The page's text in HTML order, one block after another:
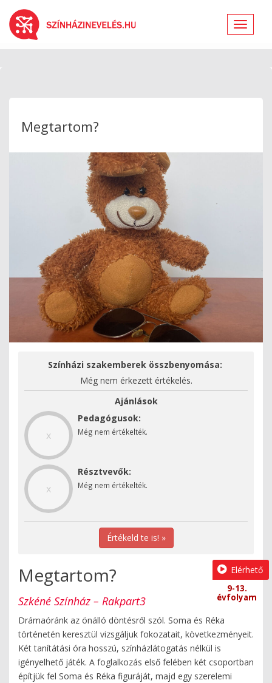
Toggle
Megtartom?
Színházi szakemberek összbenyomása:
Még nem érkezett értékelés.
Ajánlások
x
Pedagógusok:
Még nem értékelték.
x
Résztvevők:
Még nem értékelték.
Értékeld te is! »
Megtartom?
Szkéné Színház – Rakpart3
Drámaóránk az önálló döntésről szól. Soma és Réka
történetén keresztül vizsgáljuk fokozatait, következményeit.
Két tanítátási óra hosszú, színházlátogatás nélkül is
igényelhető játék. A foglalkozás első felében két csoportban
építjük fel Soma és Réka figuráját, majd egy szerelemi
Elérhető
9-13.
évfolyam